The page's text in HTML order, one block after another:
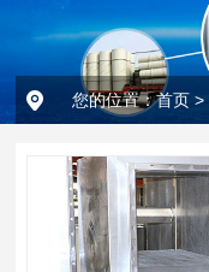
您的位置：首页>